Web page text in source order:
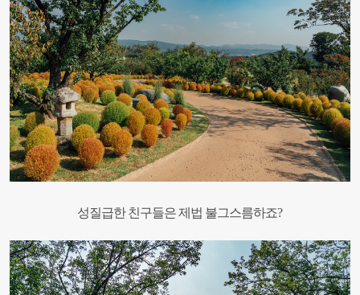
성질급한 친구들은 제법 불그스름하죠?